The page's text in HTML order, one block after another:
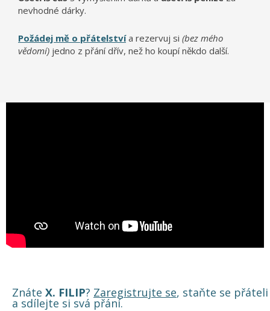
nevhodné dárky.
Požádej mě o přátelstvía rezervuj si (bez mého
vědomí) jedno z přání dřív, než ho koupí někdo další.
Znáte X. FILIP? Zaregistrujte se, staňte se přáteli
a sdílejte si svá přání.